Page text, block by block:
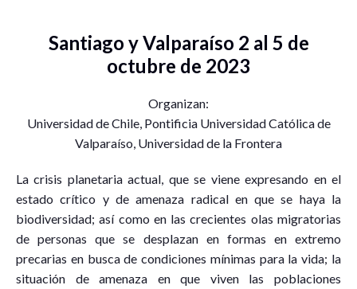
Santiago y Valparaíso 2 al 5 de
octubre de 2023
Organizan:
Universidad de Chile, Pontificia Universidad Católica de
Valparaíso, Universidad de la Frontera
La crisis planetaria actual, que se viene expresando en el
estado crítico y de amenaza radical en que se haya la
biodiversidad; así como en las crecientes olas migratorias
de personas que se desplazan en formas en extremo
precarias en busca de condiciones mínimas para la vida; la
situación de amenaza en que viven las poblaciones